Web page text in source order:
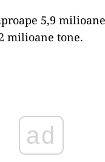
5,9
milioane tone.
ad